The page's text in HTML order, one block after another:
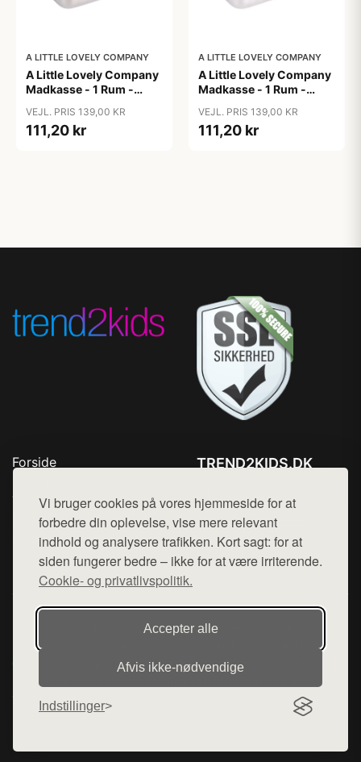
Vi bruger cookies på vores hjemmeside for at
forbedre din oplevelse, vise mere relevant
indhold og analysere trafikken. Kort sagt: for at
siden fungerer bedre – ikke for at være irriterende.
Cookie- og privatlivspolitik.
Accepter alle
Afvis ikke‑nødvendige
Indstillinger
A LITTLE LOVELY COMPANY
A Little Lovely Company
Madkasse - 1 Rum -
Robots
VEJL. PRIS 139,00 KR
111,20 kr
A LITTLE LOVELY COMPANY
A Little Lovely Company
Madkasse - 1 Rum -
Unicorn Dreams
VEJL. PRIS 139,00 KR
111,20 kr
Forside
Top Rabatter
Blog
Kontakt
TREND2KIDS.DK
Mail: hej@want.dk
Cookie- og privatlivspolitik
Denne side er en del af want.dk, der udgiver en række
hjemmesider med præsentation af forskellige produkter fra
diverse webshops. Der sælges ikke varer fra denne side - vi
henviser til de shops, som sælger varen. Vi har heller ikke
varerne på lager.